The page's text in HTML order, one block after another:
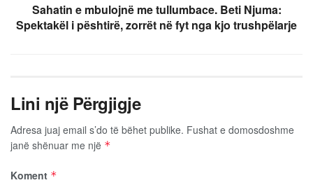
Sahatin e mbulojnë me tullumbace. Beti Njuma:
Spektakël i pështirë, zorrët në fyt nga kjo trushpëlarje
Lini një Përgjigje
Adresa juaj email s’do të bëhet publike. Fushat e domosdoshme
janë shënuar me një *
Koment *